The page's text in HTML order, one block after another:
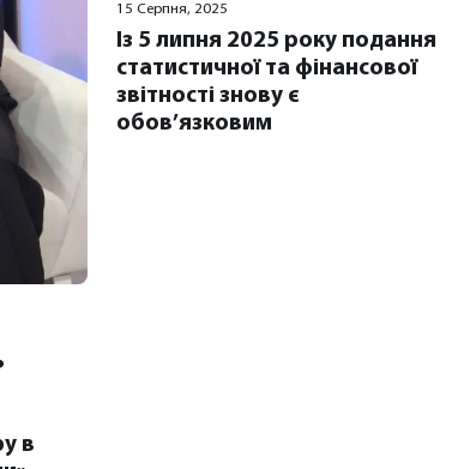
в
15 Серпня, 2025
Із 5 липня 2025 року подання
статистичної та фінансової
звітності знову є
обов’язковим